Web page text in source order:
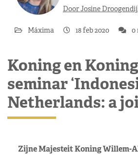
Door Josine
Máxima 18 feb 2020 0
Koning en
seminar
Netherlands: a
Zijne Majesteit Koning Willem-